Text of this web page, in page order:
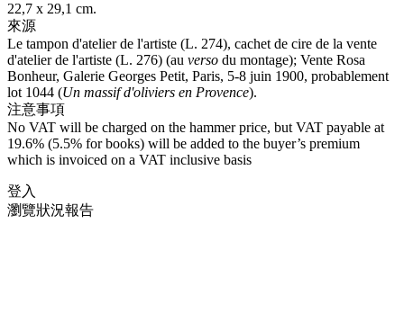
22,7 x 29,1 cm.
來源
Le tampon d'atelier de l'artiste (L. 274), cachet de cire de la vente
d'atelier de l'artiste (L. 276) (au verso du montage); Vente Rosa
Bonheur, Galerie Georges Petit, Paris, 5-8 juin 1900, probablement
lot 1044 (Un massif d'oliviers en Provence).
注意事項
No VAT will be charged on the hammer price, but VAT payable at
19.6% (5.5% for books) will be added to the buyer’s premium
which is invoiced on a VAT inclusive basis
登入
瀏覽狀況報告